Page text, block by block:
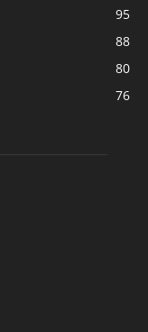
95
88
80
76